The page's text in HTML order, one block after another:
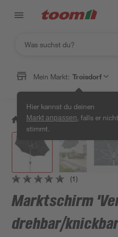
Mein Markt: Troisdorf
Hier kannst du deinen
Markt anpassen , falls er nicht
stimmt.
/ Garten & Freizeit /
(1)
Marktschirm
drehbar/